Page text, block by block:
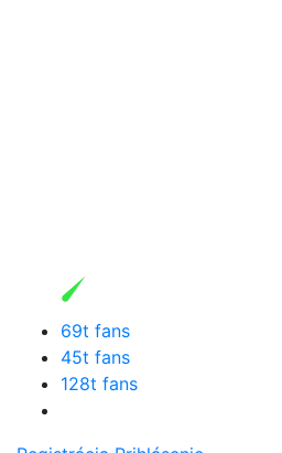
69t fans
45t fans
128t fans